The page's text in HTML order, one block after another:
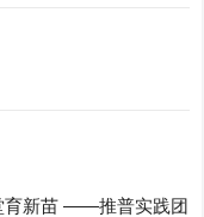
育新苗 ——推普实践团